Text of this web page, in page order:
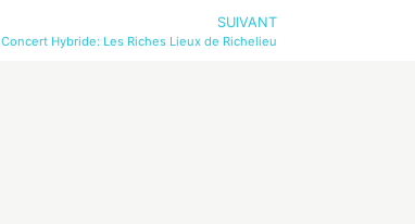
SUIVANT
Concert Hybride: Les Riches Lieux de Richelieu